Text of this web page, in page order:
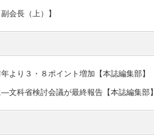
会長（上）】
より３・８ポイント増加【本誌編集部】
文科省検討会議が最終報告【本誌編集部】